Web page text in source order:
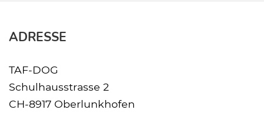
ADRESSE
TAF-DOG
Schulhausstrasse 2
CH-8917 Oberlunkhofen